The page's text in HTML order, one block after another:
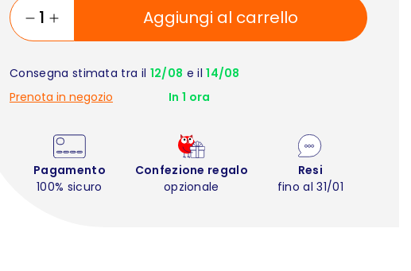
Aggiungi al carrello
Consegna stimata tra il 12/08 e il14/08
Prenota in negozio
In 1 ora
Pagamento
100% sicuro
Confezione regalo
opzionale
Resi
fino al 31/01